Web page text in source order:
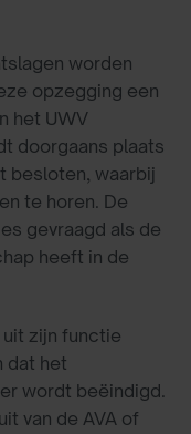
worden
opzegging een
het UWV
doorgaans plaats
besloten, waarbij
te horen. De
gevraagd als de
heeft in de
uit zijn functie
dat het
wordt beëindigd.
van de AVA of